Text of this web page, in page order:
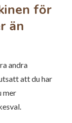
för
än
andra
att du har
mer